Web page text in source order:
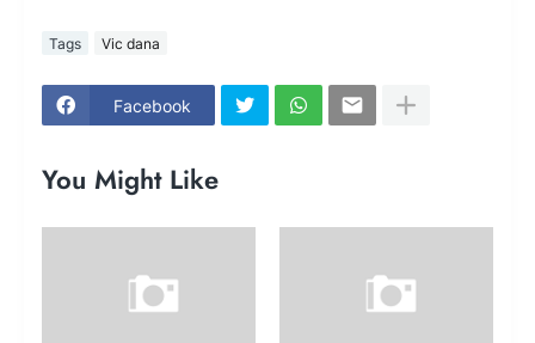
Tags Vic dana
Facebook
You Might Like